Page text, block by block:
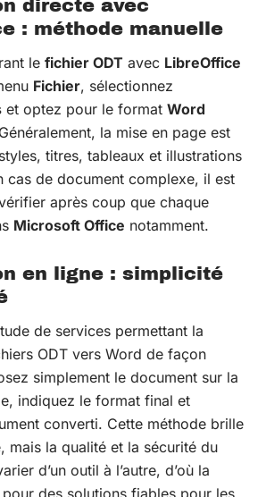
directe avec
: méthode manuelle
le fichier ODT avec LibreOffice
Fichier, sélectionnez
et optez pour le format Word
la mise en page est
titres, tableaux et illustrations
cas de document complexe, il est
après coup que chaque
Microsoft Office notamment.
en ligne : simplicité
de services permettant la
ODT vers Word de façon
simplement le document sur la
indiquez le format final et
converti. Cette méthode brille
mais la qualité et la sécurité du
d’un outil à l’autre, d’où la
pour des solutions fiables pour les